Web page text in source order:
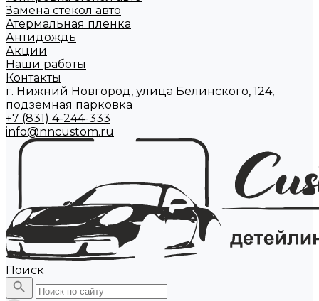
Замена стекол авто
Атермальная пленка
Антидождь
Акции
Наши работы
Контакты
г. Нижний Новгород, улица Белинского, 124,
подземная парковка
+7 (831) 4-244-333
info@nncustom.ru
Поиск